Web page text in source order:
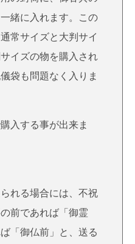
緒に入れます。この
常サイズと大判サイ
イズの物を購入され
袋も問題なく入りま
入する事が出来ま
れる場合には、不祝
前であれば「御霊
「御仏前」と、送る